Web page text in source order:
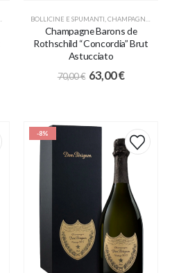
BOLLICINE E SPUMANTI CHAMPAGNE
Champagne Barons de
Rothschild “Concordia” Brut
Astucciato
70,00€ 63,00€
-8%